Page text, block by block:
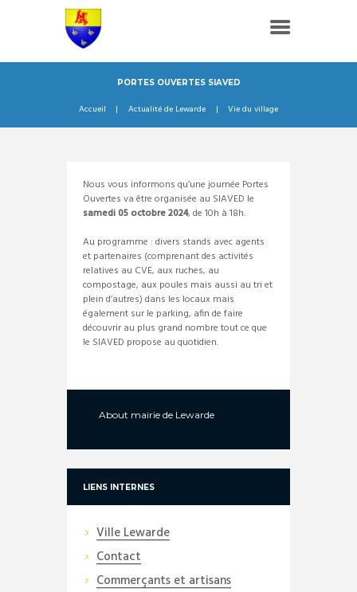
PORTES OUVERTES SIAVED
Accueil Actualité de Lewarde Vie du village
Nous vous informons qu’une journée Portes
Ouvertes va être organisée au SIAVED le
samedi 05 octobre 2024, de 10h à 18h.
Au programme : divers stands avec agents
et partenaires (comprenant des activités
relatives au CVE, aux ruches, au
compostage, aux poules mais aussi au tri et
plein d’autres) dans les locaux mais
également sur le parking, afin de faire
découvrir au plus grand nombre tout ce que
le SIAVED propose au quotidien.
About mairie de Lewarde
LIENS INTERNES
Ville Lewarde
Contact
Commerçants et artisans